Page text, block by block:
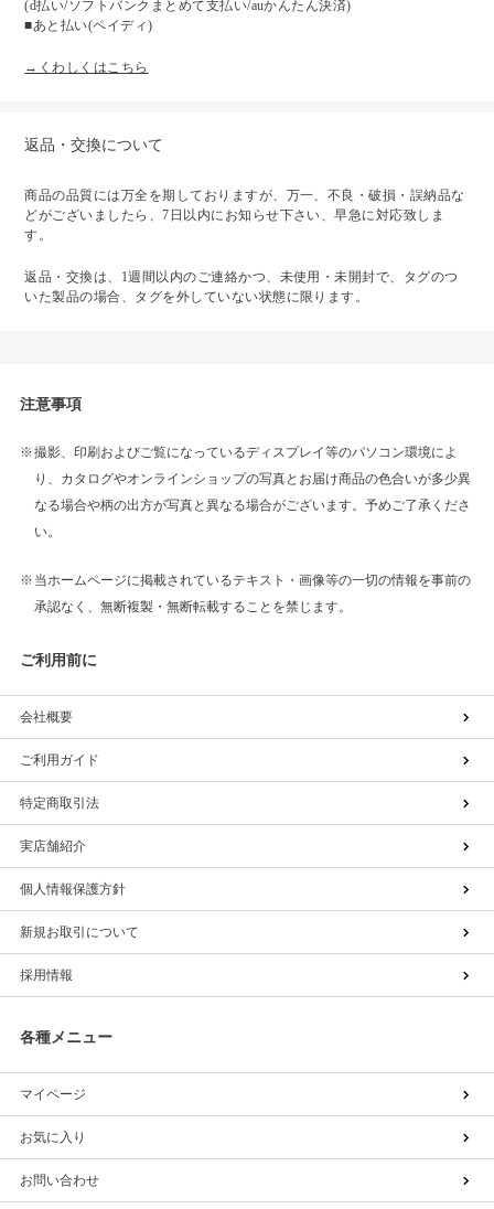
(d払い/ソフトバンクまとめて支払い/auかんたん決済)
■あと払い(ペイディ)
→くわしくはこちら
返品・交換について
商品の品質には万全を期しておりますが、万一、不良・破損・誤納品な
どがございましたら、7日以内にお知らせ下さい、早急に対応致しま
す。
返品・交換は、1週間以内のご連絡かつ、未使用・未開封で、タグのつ
いた製品の場合、タグを外していない状態に限ります。
注意事項
撮影、印刷およびご覧になっているディスプレイ等のパソコン環境によ
り、カタログやオンラインショップの写真とお届け商品の色合いが多少異
なる場合や柄の出方が写真と異なる場合がございます。予めご了承くださ
い。
当ホームページに掲載されているテキスト・画像等の一切の情報を事前の
承認なく、無断複製・無断転載することを禁じます。
ご利用前に
会社概要
ご利用ガイド
特定商取引法
実店舗紹介
個人情報保護方針
新規お取引について
採用情報
各種メニュー
マイページ
お気に入り
お問い合わせ